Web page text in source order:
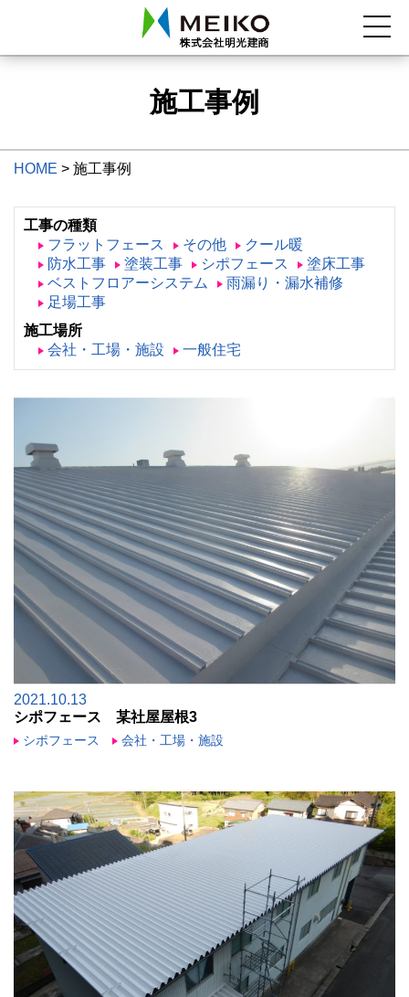
施工事例
HOME > 施工事例
工事の種類
フラットフェース
その他
クール暖
防水工事
塗装工事 シポフェース
塗床工事
ベストフロアーシステム
雨漏り・漏水補修
足場工事
施工場所
会社・工場・施設
一般住宅
2021.10.13
シポフェース 某社屋屋根3
シポフェース 会社・工場・施設